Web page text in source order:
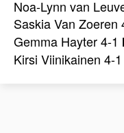
Noa-Lynn van
Saskia Van Zoeren
Gemma Hayter 4-1
Kirsi Viinikainen 4-